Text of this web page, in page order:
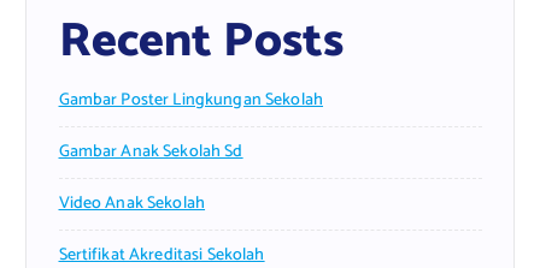
Recent Posts
Gambar Poster Lingkungan Sekolah
Gambar Anak Sekolah Sd
Video Anak Sekolah
Sertifikat Akreditasi Sekolah